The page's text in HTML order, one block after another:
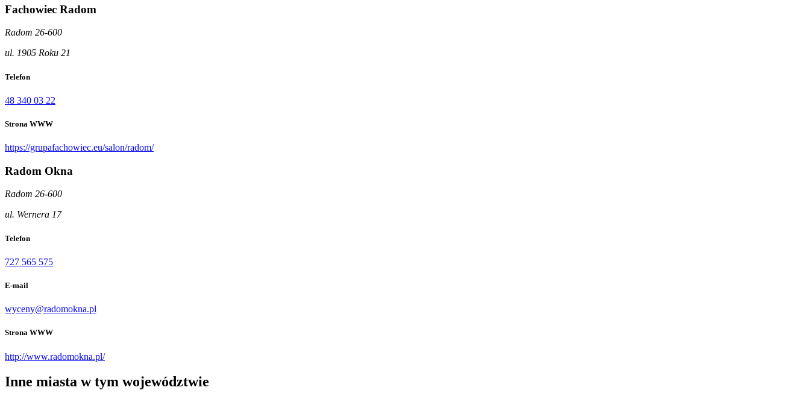
Fachowiec Radom
Radom 26-600
ul. 1905 Roku 21
Telefon
48 340 03 22
Strona WWW
https://grupafachowiec.eu/salon/radom/
Radom Okna
Radom 26-600
ul. Wernera 17
Telefon
727 565 575
E-mail
wyceny@radomokna.pl
Strona WWW
http://www.radomokna.pl/
Inne miasta w tym województwie